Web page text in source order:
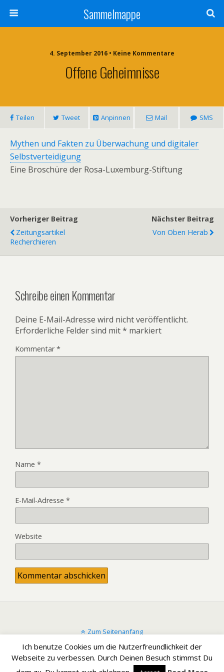
Sammelmappe
4. September 2016 • Keine Kommentare
Offene Geheimnisse
Teilen Tweet Anpinnen Mail SMS
Mythen und Fakten zu Überwachung und digitaler
Selbstverteidigung
Eine Broschüre der Rosa-Luxemburg-Stiftung
Vorheriger Beitrag
Zeitungsartikel
Recherchieren
Nächster Beitrag
Von Oben Herab
Schreibe einen Kommentar
Deine E-Mail-Adresse wird nicht veröffentlicht.
Erforderliche Felder sind mit* markiert
Kommentar*
Name *
E-Mail-Adresse *
Website
Zum Seitenanfang
Mobil Desktop
Ich benutze Cookies um die Nutzerfreundlichkeit der
Webseite zu verbessen. Durch Deinen Besuch stimmst Du